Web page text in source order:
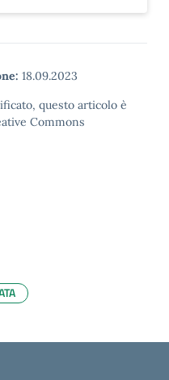
18.09.2023
questo articolo è
Commons